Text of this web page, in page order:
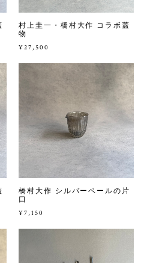
村上圭一・橋村大作 コラボ蓋
物
¥27,500
橋村大作 シルバーベールの片
口
¥7,150